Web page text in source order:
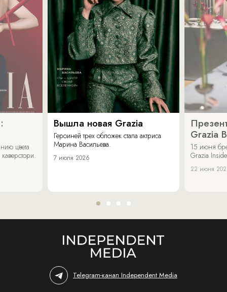
цвета
Вышла новая Grazia
Героиней трех обложек стала актриса
Марина Васильева.
7 июля 2026
Grazia
15 июня
Grazia
22 июня
Telegram-канал Independent Media